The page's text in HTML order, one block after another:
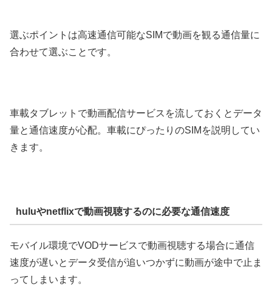
選ぶポイントは高速通信可能なSIMで動画を観る通信量に
合わせて選ぶことです。
車載タブレットで動画配信サービスを流しておくとデータ
量と通信速度が心配。車載にぴったりのSIMを説明してい
きます。
huluやnetflixで動画視聴するのに必要な通信速度
モバイル環境でVODサービスで動画視聴する場合に通信
速度が遅いとデータ受信が追いつかずに動画が途中で止ま
ってしまいます。